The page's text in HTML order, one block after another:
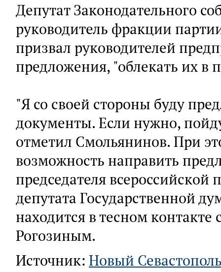
Депутат Законодательного
руководитель фракции
призвал руководителей
предложения, "облекать их в
"Я со своей стороны буду
документы. Если нужно,
отметил Смольянинов. При
возможность направить
председателя
депутата Государственной
находится в тесном
Рогозиным.
Источник: Новый